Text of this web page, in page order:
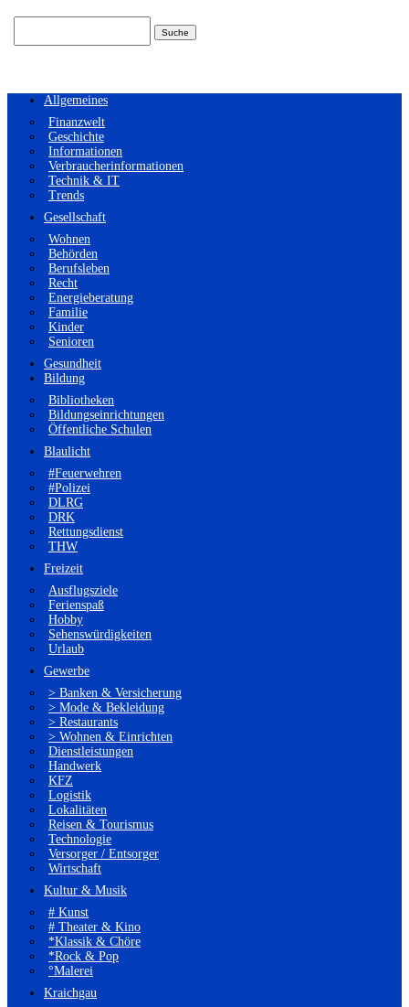
Allgemeines
Finanzwelt
Geschichte
Informationen
Verbraucherinformationen
Technik & IT
Trends
Gesellschaft
Wohnen
Behörden
Berufsleben
Recht
Energieberatung
Familie
Kinder
Senioren
Gesundheit
Bildung
Bibliotheken
Bildungseinrichtungen
Öffentliche Schulen
Blaulicht
#Feuerwehren
#Polizei
DLRG
DRK
Rettungsdienst
THW
Freizeit
Ausflugsziele
Ferienspaß
Hobby
Sehenswürdigkeiten
Urlaub
Gewerbe
> Banken & Versicherung
> Mode & Bekleidung
> Restaurants
> Wohnen & Einrichten
Dienstleistungen
Handwerk
KFZ
Logistik
Lokalitäten
Reisen & Tourismus
Technologie
Versorger / Entsorger
Wirtschaft
Kultur & Musik
# Kunst
# Theater & Kino
*Klassik & Chöre
*Rock & Pop
°Malerei
Kraichgau